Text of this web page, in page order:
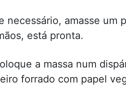
necessário, amasse um
está pronta.
a massa num
forrado com papel